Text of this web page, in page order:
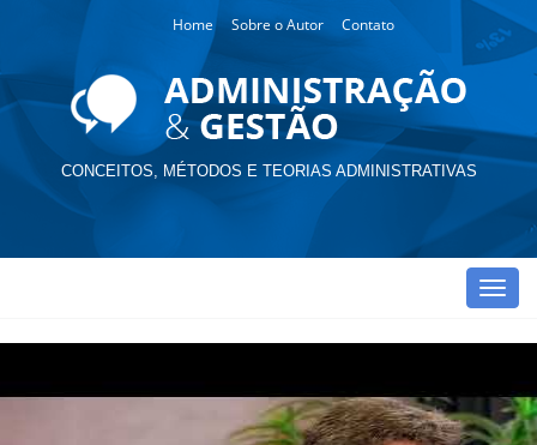
Home Sobre o Autor Contato
CONCEITOS, MÉTODOS E TEORIAS ADMINISTRATIVAS